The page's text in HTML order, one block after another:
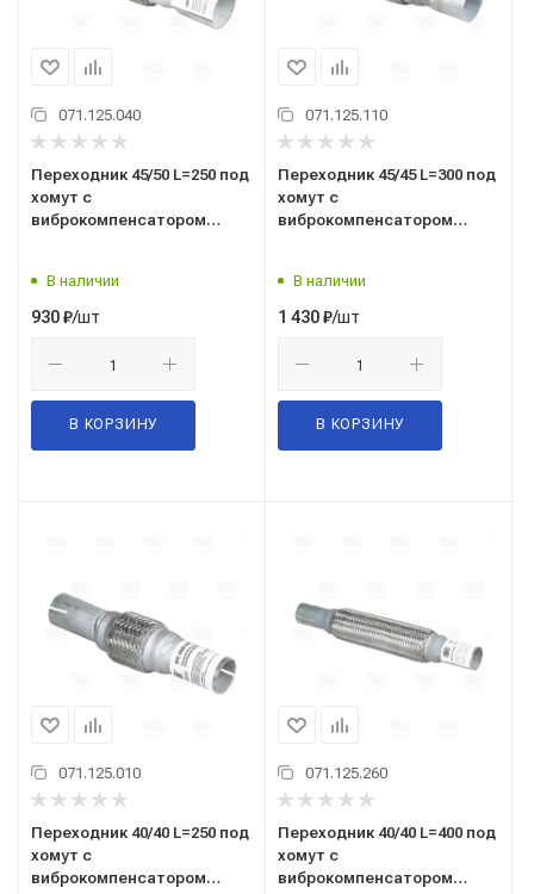
071.125.040
Переходник 45/50 L=250 под
хомут с
виброкомпенсатором
(EPC4550-45100)
В наличии
930₽/шт
В КОРЗИНУ
071.125.110
Переходник 45/45 L=300 под
хомут с
виброкомпенсатором
(EPC4545-45150)
В наличии
1 430₽/шт
В КОРЗИНУ
071.125.010
Переходник 40/40 L=250 под
хомут с
виброкомпенсатором
071.125.260
Переходник 40/40 L=400 под
хомут с
виброкомпенсатором